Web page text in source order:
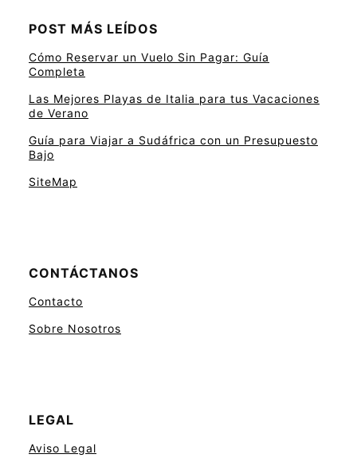
POST MÁS LEÍDOS
Cómo Reservar un Vuelo Sin Pagar: Guía
Completa
Las Mejores Playas de Italia para tus Vacaciones
de Verano
Guía para Viajar a Sudáfrica con un Presupuesto
Bajo
SiteMap
CONTÁCTANOS
Contacto
Sobre Nosotros
LEGAL
Aviso Legal